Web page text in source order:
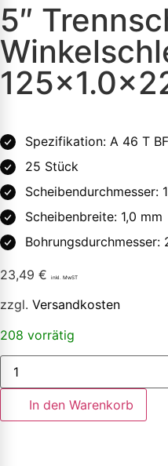
5″
Spezifikation: A 46 T
25 Stück
Scheibendurchmesser:
Scheibenbreite: 1,0 mm
Bohrungsdurchmesser:
23,49 € inkl. MwST
zzgl. Versandkosten
208 vorrätig
In den Warenkorb